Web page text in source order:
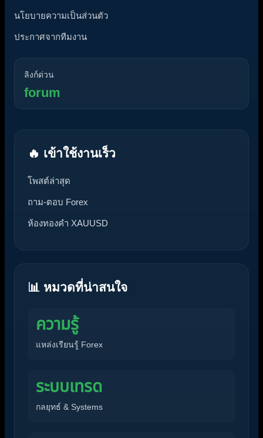
นโยบายความเป็นส่วนตัว
ประกาศจากทีมงาน
ลิงก์ด่วน
forum
🔥 เข้าใช้งานเร็ว
โพสต์ล่าสุด
ถาม-ตอบ Forex
ห้องทองคำ XAUUSD
📊 หมวดที่น่าสนใจ
ความรู้
แหล่งเรียนรู้ Forex
ระบบเทรด
กลยุทธ์ & Systems